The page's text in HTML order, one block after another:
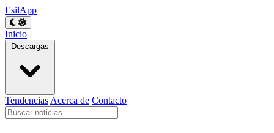
EsilApp
Inicio
Descargas
Tendencias Acerca de Contacto